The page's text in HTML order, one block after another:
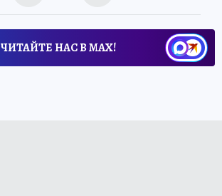
ЧИТАЙТЕ НАС В МАХ!